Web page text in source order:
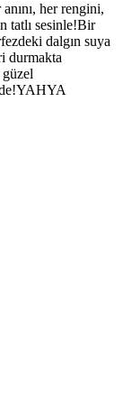
her rengini,
tatlı sesinle!Bir
dalgın suya
durmakta